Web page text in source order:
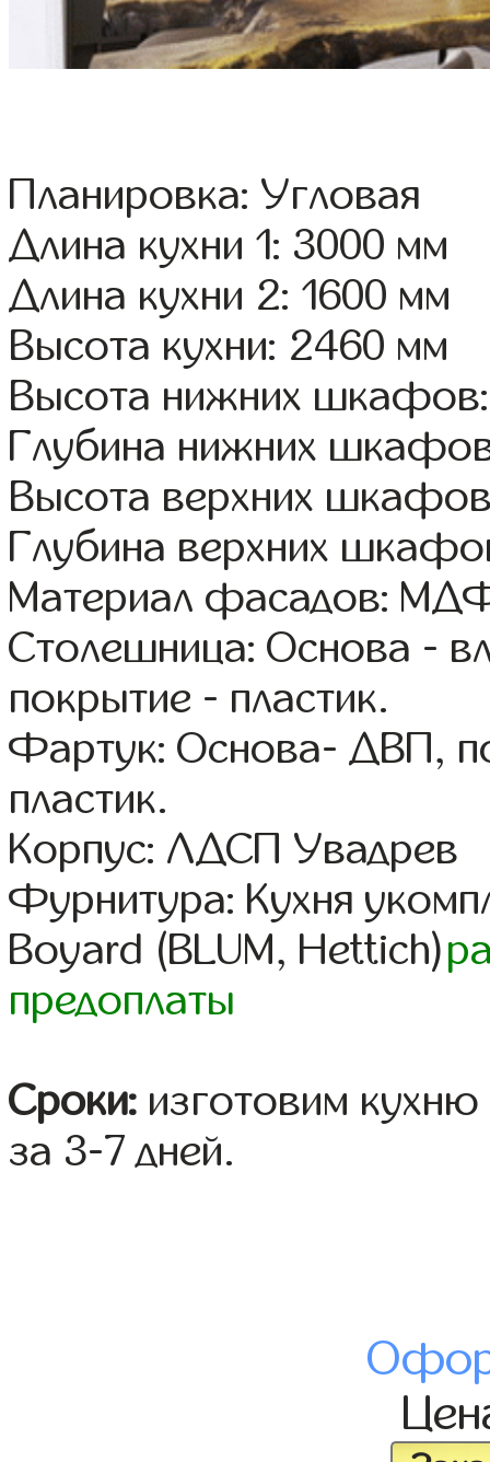
Планировка: Угловая
Длина кухни 1: 3000 мм
Длина кухни 2: 1600 мм
Высота кухни: 2460 мм
Высота нижних
Глубина нижних
Высота верхних
Глубина верхних
Материал фасадов:
Столешница: Основа -
покрытие - пластик.
Фартук: Основа- ДВП,
пластик.
Корпус: ЛДСП Увадрев
Фурнитура: Кухня
Boyard (BLUM, Hettich)
предоплаты
Сроки: изготовим
за 3-7 дней.